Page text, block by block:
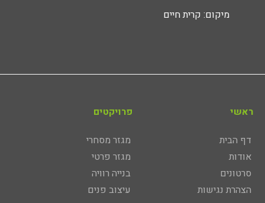
מיקום: קרית חיים
ראשי
דף הבית
אודות
סרטונים
הצהרת נגישות
פרויקטים
מגזר מסחרי
מגזר פרטי
בנייה רוויה
עיצוב פנים